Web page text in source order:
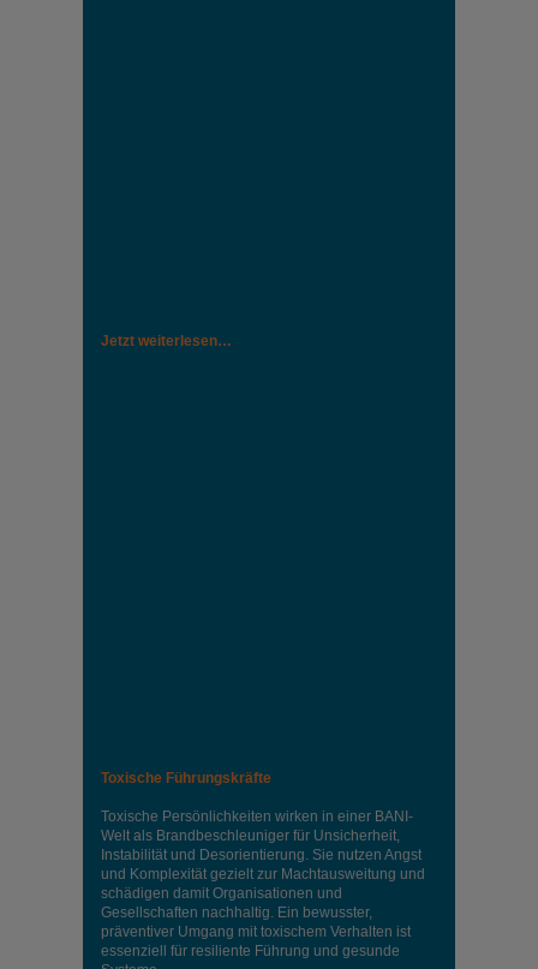
Jetzt weiterlesen…
Toxische Führungskräfte
Toxische Persönlichkeiten wirken in einer BANI-
Welt als Brandbeschleuniger für Unsicherheit,
Instabilität und Desorientierung. Sie nutzen Angst
und Komplexität gezielt zur Machtausweitung und
schädigen damit Organisationen und
Gesellschaften nachhaltig. Ein bewusster,
präventiver Umgang mit toxischem Verhalten ist
essenziell für resiliente Führung und gesunde